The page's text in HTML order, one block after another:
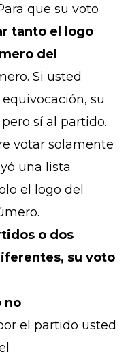
que su voto
tanto el logo
del
Si usted
su
sí al partido.
votar solamente
una lista
el logo del
o dos
su voto
no
el partido usted